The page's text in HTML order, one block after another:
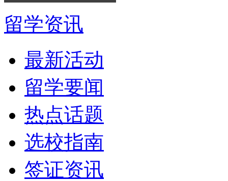
留学资讯
最新活动
留学要闻
热点话题
选校指南
签证资讯